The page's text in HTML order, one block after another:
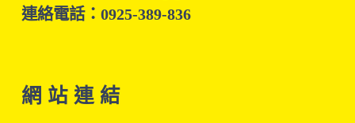
連絡電話：0925-389-836
網 站 連 結